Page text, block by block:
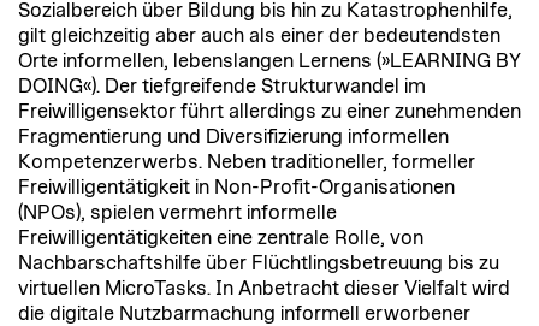
Sozialbereich über Bildung bis hin zu Katastrophenhilfe,
gilt gleichzeitig aber auch als einer der bedeutendsten
Orte informellen, lebenslangen Lernens (»LEARNING BY
DOING«). Der tiefgreifende Strukturwandel im
Freiwilligensektor führt allerdings zu einer zunehmenden
Fragmentierung und Diversifizierung informellen
Kompetenzerwerbs. Neben traditioneller, formeller
Freiwilligentätigkeit in Non-Profit-Organisationen
(NPOs), spielen vermehrt informelle
Freiwilligentätigkeiten eine zentrale Rolle, von
Nachbarschaftshilfe über Flüchtlingsbetreuung bis zu
virtuellen MicroTasks. In Anbetracht dieser Vielfalt wird
die digitale Nutzbarmachung informell erworbener